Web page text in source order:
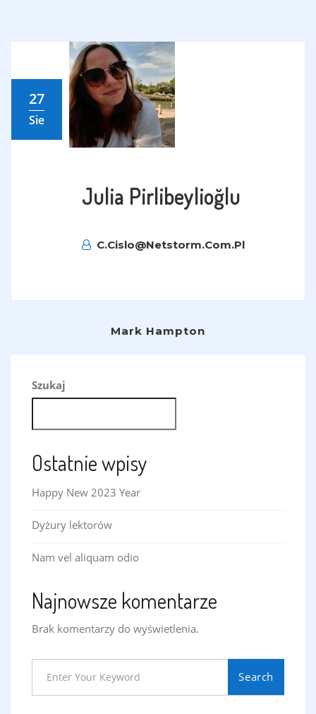
27
Sie
Julia Pirlibeylioğlu
C.cislo@netstorm.com.pl
Mark Hampton
Szukaj
Ostatnie wpisy
Happy New 2023 Year
Dyżury lektorów
Nam vel aliquam odio
Najnowsze komentarze
Brak komentarzy do wyświetlenia.
Search